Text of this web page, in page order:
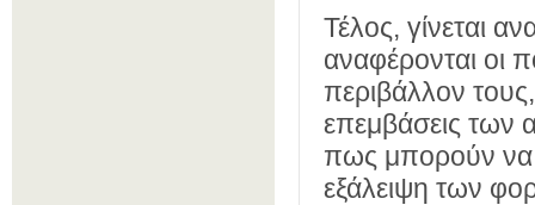
Τέλος, γίνεται
αναφέρονται οι
περιβάλλον
επεμβάσεις των
πως μπορούν να
εξάλειψη των